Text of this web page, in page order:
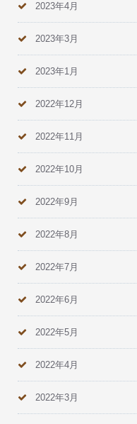
2023年4月
2023年3月
2023年1月
2022年12月
2022年11月
2022年10月
2022年9月
2022年8月
2022年7月
2022年6月
2022年5月
2022年4月
2022年3月